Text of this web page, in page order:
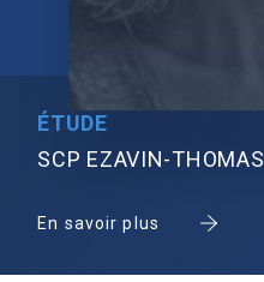
ÉTUDE
SCP EZAVIN-THOMAS
En savoir plus